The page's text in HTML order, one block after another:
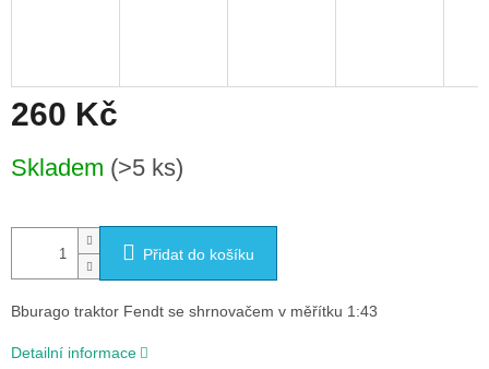
260 Kč
cena:
Skladem (>5 ks)
Přidat do košíku
Bburago traktor Fendt se shrnovačem v měřítku 1:43
Detailní informace